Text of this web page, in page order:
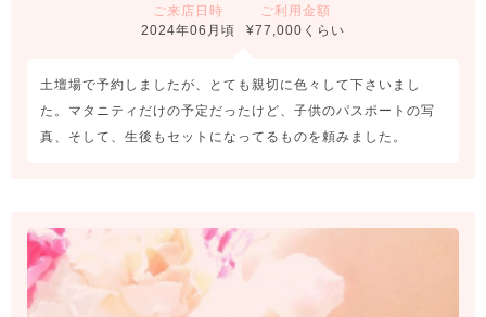
す。
わたしたち「千早店」は、プロとして、真剣にお客様の 写真作りをして
います。 マタニティ・赤ちゃん・七五三の撮影はもちろん、ご成人振り
袖、 ブライダル撮影と幅広く撮影しています ご家族の一生の宝物にな
る大切なお写真を、まごころを持って 最高のかたちで写真に残しま
ご来店日時
2024年06月頃
ご利用金額
¥77,000くらい
土壇場で予約しましたが、とても親切に色々して下さいまし
た。マタニティだけの予定だったけど、子供のパスポートの写
真、そして、生後もセットになってるものを頼みました。